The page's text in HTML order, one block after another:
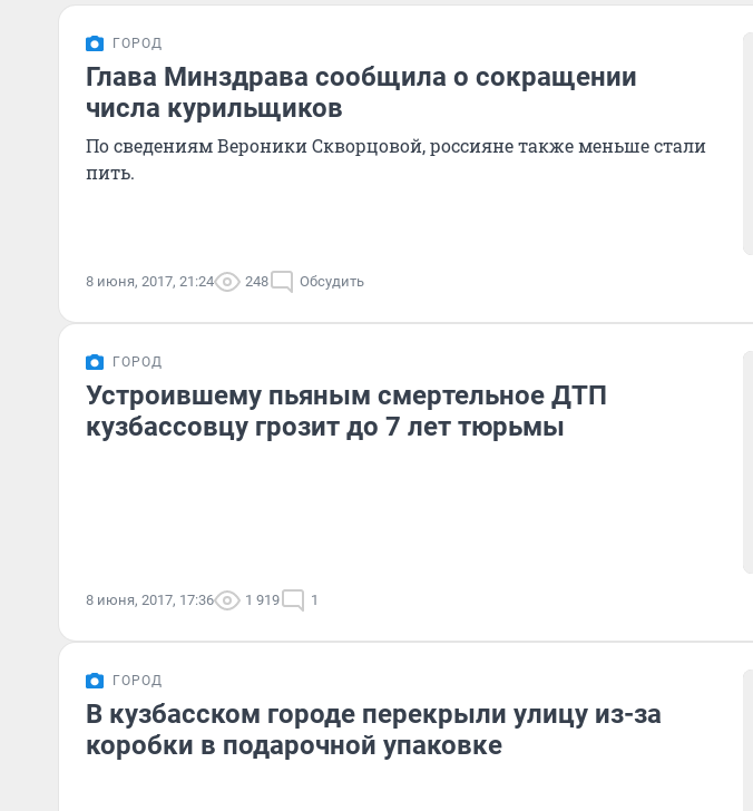
ГОРОД
Глава Минздрава сообщила о сокращении
числа курильщиков
По сведениям Вероники Скворцовой, россияне также меньше стали
пить.
8 июня, 2017, 21:24 248 Обсудить
ГОРОД
Устроившему пьяным смертельное ДТП
кузбассовцу грозит до 7 лет тюрьмы
8 июня, 2017, 17:36 1 919 1
ГОРОД
В кузбасском городе перекрыли улицу из-за
коробки в подарочной упаковке